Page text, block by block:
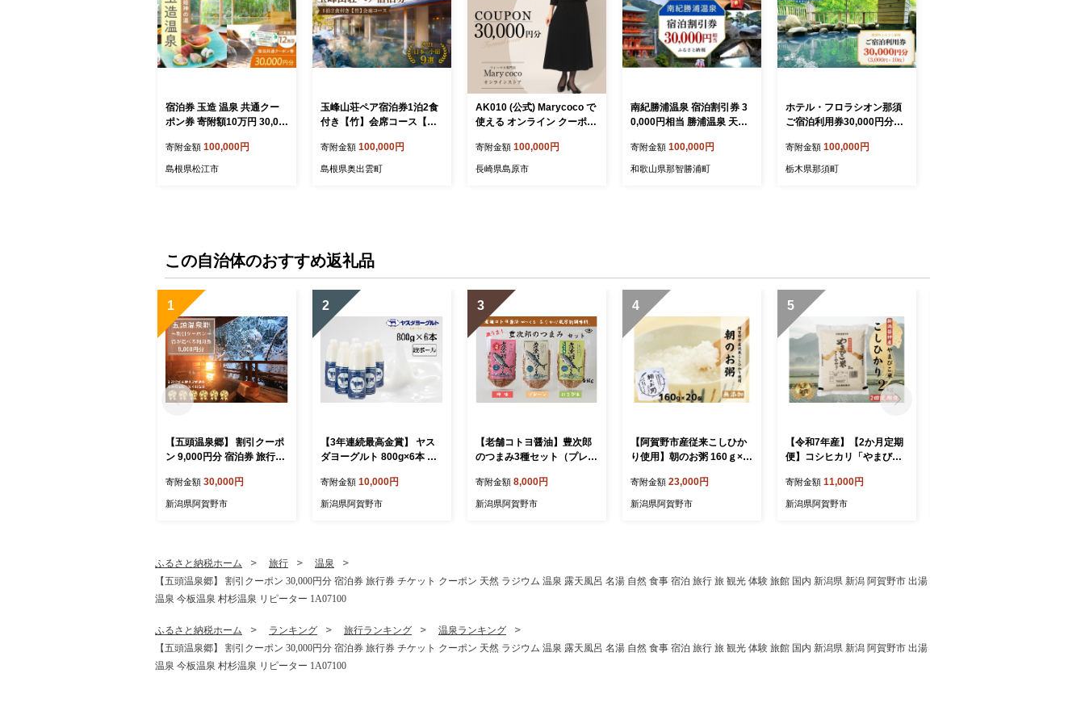
宿泊券 玉造 温泉 共通クー
ポン券 寄附額10万円 30,00
市/玉造温泉旅館協同組合 [A
LHN002]｜宿泊 クーポン 旅
ベル 国内 チケット 旅行券
高級 100000 100000円 10
万円
寄附金額 100,000円
島根県松江市
玉峰山荘ペア宿泊券1泊2食
付き【竹】会席コース【宿
旅行 旅 ペア 1泊 2食付き ト
ラベル チケット 露天風呂
寄附金額 100,000円
島根県奥出雲町
AK010 (公式) Marycoco で
使える オンライン クーポン
ト クーポン ファッション
３万円 Marycoco メアリー
寄附金額 100,000円
長崎県島原市
南紀勝浦温泉 宿泊割引券 3
0,000円相当 勝浦温泉 天然
気 おすすめ 送料無料 和歌
山県 那智勝浦町 onsen nac
寄附金額 100,000円
和歌山県那智勝浦町
ホテル・フロラシオン那須
ご宿泊利用券30,000円分
旅行 チケット 宿泊券 旅行
券 温泉 露天風呂 ホテル 国
寄附金額 100,000円
栃木県那須町
この自治体のおすすめ返礼品
1
【五頭温泉郷】 割引クーポ
ン 9,000円分 宿泊券 旅行券
ジウム 温泉 露天風呂 名湯
自然 食事 宿泊 旅行 旅 観光
30
寄附金額 30,000円
新潟県阿賀野市
2
【3年連続最高金賞】 ヤス
ダヨーグルト 800g×6本 大
イーツ 無添加 搾りたて こ
だわり生乳 濃厚 飲むヨーグ
寄附金額 10,000円
新潟県阿賀野市
3
【老舗コトヨ醤油】豊次郎
のつまみ3種セット（プレー
万能調味料 ふりかけ アーモ
ンド入り 鯖節 オイル不使用
寄附金額 8,000円
新潟県阿賀野市
4
【阿賀野市産従来こしひか
り使用】朝のお粥 160ｇ×2
ックおかゆ パックお粥 お粥
保存食 防災 簡単 手軽 新潟
寄附金額 23,000円
新潟県阿賀野市
5
【令和7年産】【2か月定期
便】コシヒカリ「やまびこ
金賞受賞 特別栽培米 白米
精米 農家直送 新潟県 米 こ
寄附金額 11,000円
新潟県阿賀野市
ふるさと納税ホーム 旅行
温泉
【五頭温泉郷】 割引クーポン 30,000円分 宿泊券 旅行券 チケット クーポン 天然 ラジウム 温泉 露天風呂 名湯 自然 食事 宿泊 旅行 旅 観光 体験 旅館 国内 新潟県 新潟 阿賀野市 出湯
温泉 今板温泉 村杉温泉 リピーター 1A07100
ふるさと納税ホーム ランキング 旅行ランキング
温泉ランキング
【五頭温泉郷】 割引クーポン 30,000円分 宿泊券 旅行券 チケット クーポン 天然 ラジウム 温泉 露天風呂 名湯 自然 食事 宿泊 旅行 旅 観光 体験 旅館 国内 新潟県 新潟 阿賀野市 出湯
温泉 今板温泉 村杉温泉 リピーター 1A07100